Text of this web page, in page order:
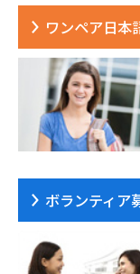
ワンペア日本
ボランティア